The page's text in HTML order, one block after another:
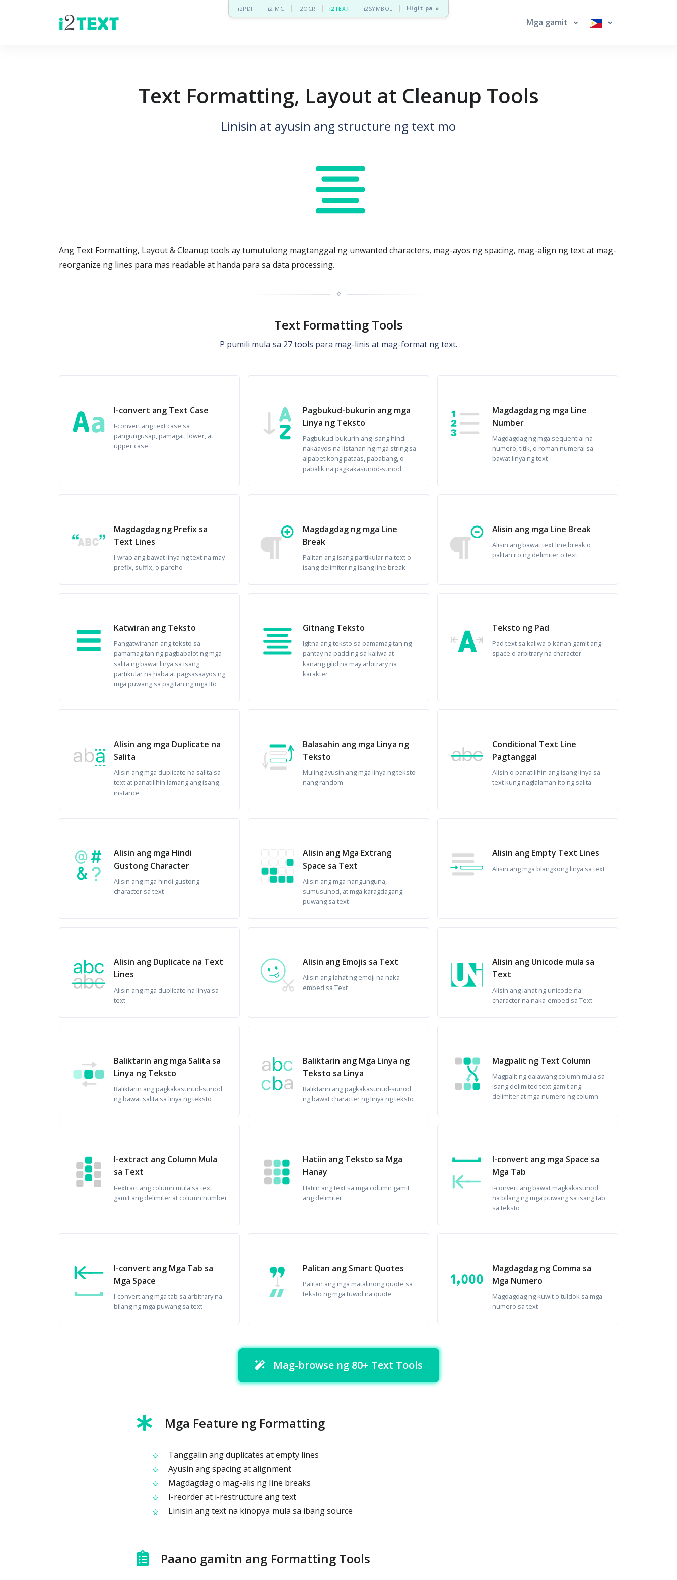
i2PDF i2IMG i2OCR i2TEXT i2SYMBOL Higit pa »
Mga gamit
Text Formatting, Layout at Cleanup Tools
Linisin at ayusin ang structure ng text mo
Ang Text Formatting, Layout & Cleanup tools ay tumutulong magtanggal ng unwanted characters, mag-ayos ng spacing, mag-align ng text at mag-
reorganize ng lines para mas readable at handa para sa data processing.
✧
Text Formatting Tools
P pumili mula sa 27 tools para mag-linis at mag-format ng text.
I-convert ang Text Case
I-convert ang text case sa
pangungusap, pamagat, lower, at
upper case
Pagbukud-bukurin ang mga
Linya ng Teksto
Pagbukud-bukurin ang isang hindi
nakaayos na listahan ng mga string sa
alpabetikong pataas, pababang, o
pabalik na pagkakasunod-sunod
Magdagdag ng mga Line
Number
Magdagdag ng mga sequential na
numero, titik, o roman numeral sa
bawat linya ng text
Magdagdag ng Prefix sa
Text Lines
I-wrap ang bawat linya ng text na may
prefix, suffix, o pareho
Magdagdag ng mga Line
Break
Palitan ang isang partikular na text o
isang delimiter ng isang line break
Alisin ang mga Line Break
Alisin ang bawat text line break o
palitan ito ng delimiter o text
Katwiran ang Teksto
Pangatwiranan ang teksto sa
pamamagitan ng pagbabalot ng mga
salita ng bawat linya sa isang
partikular na haba at pagsasaayos ng
mga puwang sa pagitan ng mga ito
Gitnang Teksto
Igitna ang teksto sa pamamagitan ng
pantay na padding sa kaliwa at
kanang gilid na may arbitrary na
karakter
Teksto ng Pad
Pad text sa kaliwa o kanan gamit ang
space o arbitrary na character
Alisin ang mga Duplicate na
Salita
Alisin ang mga duplicate na salita sa
text at panatilihin lamang ang isang
instance
Balasahin ang mga Linya ng
Teksto
Muling ayusin ang mga linya ng teksto
nang random
Conditional Text Line
Pagtanggal
Alisin o panatilihin ang isang linya sa
text kung naglalaman ito ng salita
Alisin ang mga Hindi
Gustong Character
Alisin ang mga hindi gustong
character sa text
Alisin ang Mga Extrang
Space sa Text
Alisin ang mga nangunguna,
sumusunod, at mga karagdagang
puwang sa text
Alisin ang Empty Text Lines
Alisin ang mga blangkong linya sa text
Alisin ang Duplicate na Text
Lines
Alisin ang mga duplicate na linya sa
text
Alisin ang Emojis sa Text
Alisin ang lahat ng emoji na naka-
embed sa Text
Alisin ang Unicode mula sa
Text
Alisin ang lahat ng unicode na
character na naka-embed sa Text
Baliktarin ang mga Salita sa
Linya ng Teksto
Baliktarin ang pagkakasunud-sunod
ng bawat salita sa linya ng teksto
Baliktarin ang Mga Linya ng
Teksto sa Linya
Baliktarin ang pagkakasunud-sunod
ng bawat character ng linya ng teksto
Magpalit ng Text Column
Magpalit ng dalawang column mula sa
isang delimited text gamit ang
delimiter at mga numero ng column
I-extract ang Column Mula
sa Text
I-extract ang column mula sa text
gamit ang delimiter at column number
Hatiin ang Teksto sa Mga
Hanay
Hatiin ang text sa mga column gamit
ang delimiter
I-convert ang mga Space sa
Mga Tab
I-convert ang bawat magkakasunod
na bilang ng mga puwang sa isang tab
sa teksto
I-convert ang Mga Tab sa
Mga Space
I-convert ang mga tab sa arbitrary na
bilang ng mga puwang sa text
Palitan ang Smart Quotes
Palitan ang mga matalinong quote sa
teksto ng mga tuwid na quote
Magdagdag ng Comma sa
Mga Numero
Magdagdag ng kuwit o tuldok sa mga
numero sa text
Mag-browse ng 80+ Text Tools
Mga Feature ng Formatting
Tanggalin ang duplicates at empty lines
Ayusin ang spacing at alignment
Magdagdag o mag-alis ng line breaks
I-reorder at i-restructure ang text
Linisin ang text na kinopya mula sa ibang source
Paano gamitn ang Formatting Tools